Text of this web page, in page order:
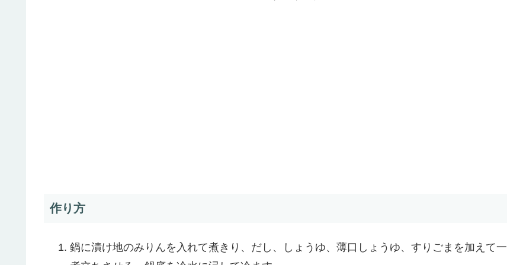
作り方
鍋に漬け地のみりんを入れて煮きり、だし、しょうゆ、薄口しょうゆ、すりごまを加えて一